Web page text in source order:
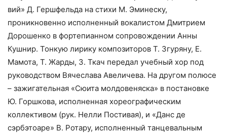
вий» Д. Гершфельда на стихи М. Эминеску,
проникновенно исполненный вокалистом Дмитрием
Дорошенко в фортепианном сопровождении Анны
Кушнир. Тонкую лирику композиторов Т. Згуряну, Е.
Мамота, Т. Жарды, З. Ткач передал учебный хор под
руководством Вячеслава Авеличева. На другом полюсе
– зажигательная «Сюита молдовеняска» в постановке
Ю. Горшкова, исполненная хореографическим
коллективом (рук. Нелли Постивая), и «Данс де
сэрбэтоаре» В. Ротару, исполненный танцевальным